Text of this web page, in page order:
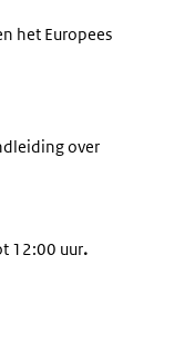
het Europees
over
12:00 uur.